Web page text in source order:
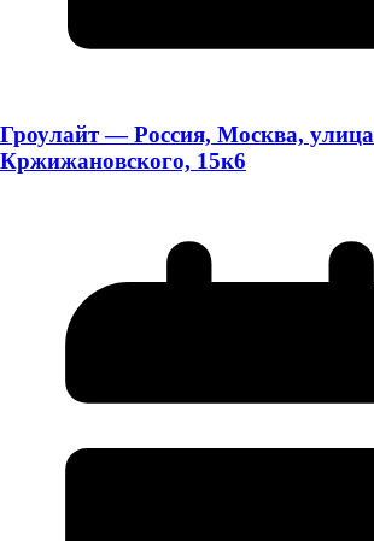
Гроулайт — Россия, Москва, улица
Кржижановского, 15к6